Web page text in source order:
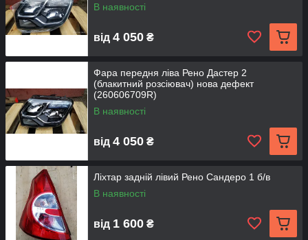
В наявності
від 4 050 ₴
Фара передня ліва Рено Дастер 2
(блакитний розсіювач) нова дефект
(260606709R)
В наявності
від 4 050 ₴
Ліхтар задній лівий Рено Сандеро 1 б/в
В наявності
від 1 600 ₴